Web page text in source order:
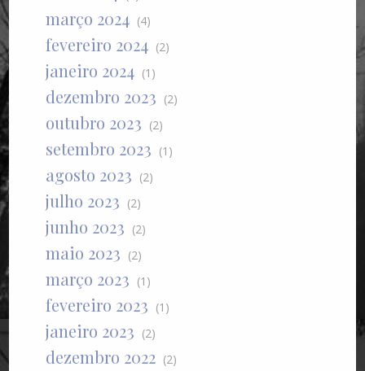
março 2024 (4)
fevereiro 2024 (2)
janeiro 2024 (1)
dezembro 2023 (2)
outubro 2023 (2)
setembro 2023 (1)
agosto 2023 (2)
julho 2023 (2)
junho 2023 (2)
maio 2023 (2)
março 2023 (1)
fevereiro 2023 (1)
janeiro 2023 (2)
dezembro 2022 (2)